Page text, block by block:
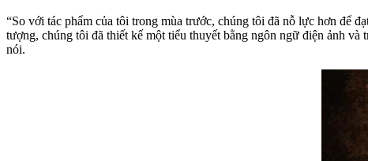
“So với tác phẩm của tôi trong mùa trước, chúng tôi đã nỗ lực hơn để
tượng, chúng tôi đã thiết kế một tiểu thuyết bằng ngôn ngữ điện ảnh
nói.